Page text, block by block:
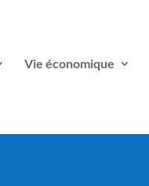
Vie économique